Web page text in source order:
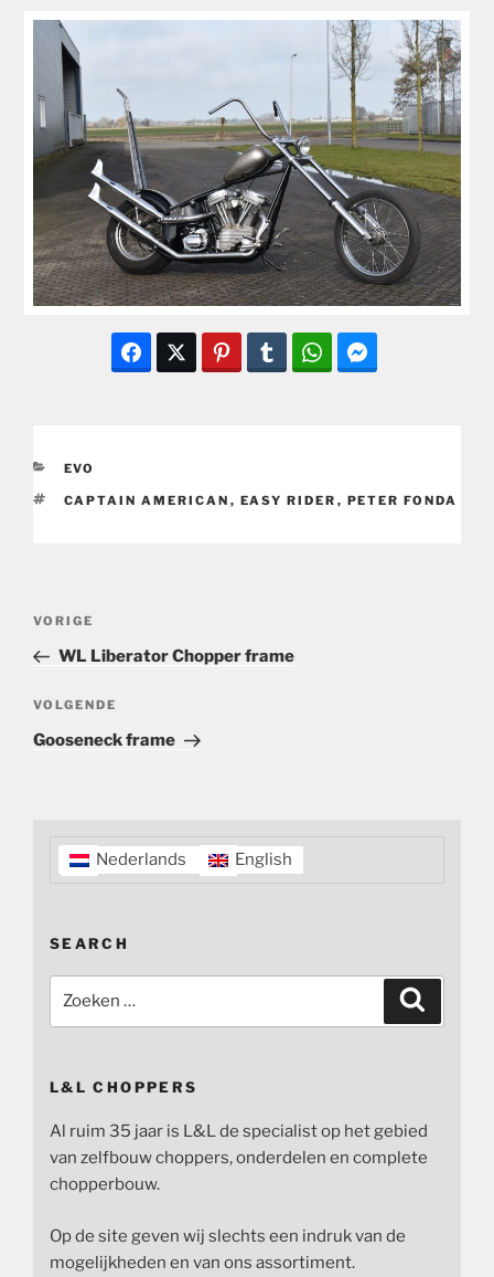
CATEGORIEËN
EVO
TAGS
CAPTAIN AMERICAN , EASY RIDER , PETER FONDA
Bericht
Vorig
bericht
VORIGE
WL Liberator Chopper frame
Volgend
bericht
VOLGENDE
Gooseneck frame
Nederlands English
SEARCH
naar:
L&L CHOPPERS
Al ruim 35 jaar is L&L de specialist op het gebied
van zelfbouw choppers, onderdelen en complete
chopperbouw.
Op de site geven wij slechts een indruk van de
mogelijkheden en van ons assortiment.